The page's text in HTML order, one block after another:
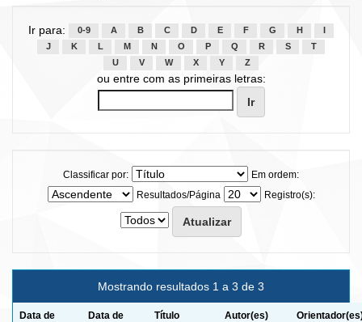
Ir para: 0-9 A B C D E F G H
J
K L M N O P Q R S
T
U
V W X Y Z
ou entre com as primeiras letras:
Classificar por:
Em ordem:
Resultados/Página
Registro(s):
Mostrando resultados 1 a 3 de 3
Data de
Data de
Título Autor(es)